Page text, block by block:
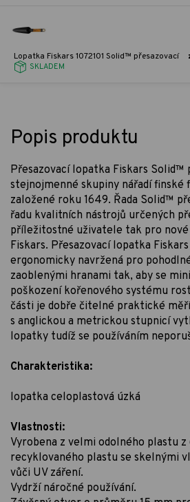
Lopatka Fiskars 1072101 Solid™ přesazovací
SKLADEM
Popis produktu
Přesazovací lopatka Fiskars Solid™
stejnojmenné skupiny nářadí finské
založené roku 1649. Řada Solid™
řadu kvalitních nástrojů určených
příležitostné uživatele tak pro
Fiskars. Přesazovací lopatka
ergonomicky navržená pro
zaoblenými hranami tak, aby se
poškození kořenového systému
části je dobře čitelné praktické
s anglickou a metrickou stupnicí
lopatky tudíž se používáním
Charakteristika:
lopatka celoplastová úzká
Vlastnosti:
Vyrobena z velmi odolného plastu z
recyklovaného plastu se skelnými
vůči UV záření.
Vydrží náročné používání.